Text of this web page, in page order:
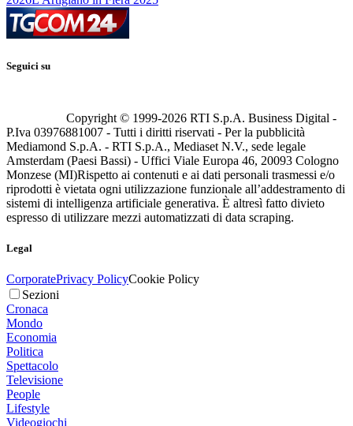
Seguici su
Copyright © 1999-2026 RTI S.p.A. Business Digital -
P.Iva 03976881007 - Tutti i diritti riservati - Per la pubblicità
Mediamond S.p.A. - RTI S.p.A., Mediaset N.V., sede legale
Amsterdam (Paesi Bassi) - Uffici Viale Europa 46, 20093 Cologno
Monzese (MI)Rispetto ai contenuti e ai dati personali trasmessi e/o
riprodotti è vietata ogni utilizzazione funzionale all’addestramento di
sistemi di intelligenza artificiale generativa. È altresì fatto divieto
espresso di utilizzare mezzi automatizzati di data scraping.
Legal
CorporatePrivacy PolicyCookie Policy
Sezioni
Cronaca
Mondo
Economia
Politica
Spettacolo
Televisione
People
Lifestyle
Videogiochi